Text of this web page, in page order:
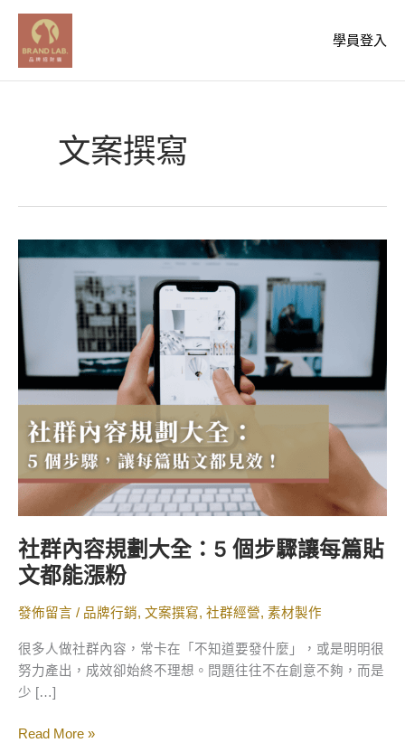
學員登入
文案撰寫
社群內容規劃大全：5 個步驟讓每篇貼
文都能漲粉
發佈留言 / 品牌行銷, 文案撰寫, 社群經營, 素材製作
很多人做社群內容，常卡在「不知道要發什麼」，或是明明很
努力產出，成效卻始終不理想。問題往往不在創意不夠，而是
少 […]
群
內
容
規
劃
大
全：
步
驟
篇
貼
都
能
漲
粉
Read More »